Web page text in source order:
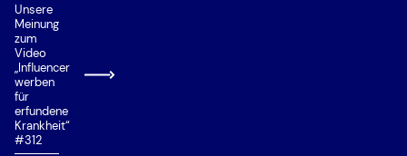
Unsere
Meinung
zum
Video
„Influencer
werben
für
erfundene
Krankheit“
#312